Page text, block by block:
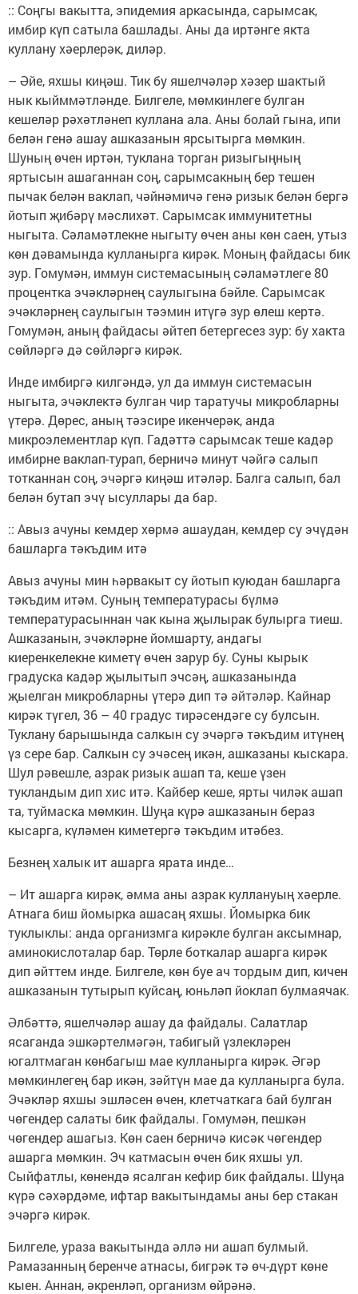
:: Соңгы вакытта, эпидемия аркасында, сарымсак,
имбир күп сатыла башлады. Аны да иртәнге якта
куллану хәерлерәк, диләр.
– Әйе, яхшы киңәш. Тик бу яшелчәләр хәзер шактый
нык кыйммәтләнде. Билгеле, мөмкинлеге булган
кешеләр рәхәтләнеп куллана ала. Аны болай гына, ипи
белән генә ашау ашказанын ярсытырга мөмкин.
Шуның өчен иртән, туклана торган ризыгыңның
яртысын ашаганнан соң, сарымсакның бер тешен
пычак белән ваклап, чәйнәмичә генә ризык белән бергә
йотып җибәрү мәслихәт. Сарымсак иммунитетны
ныгыта. Сәламәтлекне ныгыту өчен аны көн саен, утыз
көн дәвамында кулланырга кирәк. Моның файдасы бик
зур. Гомумән, иммун системасының сәламәтлеге 80
процентка эчәкләрнең саулыгына бәйле. Сарымсак
эчәкләрнең саулыгын тәэмин итүгә зур өлеш кертә.
Гомумән, аның файдасы әйтеп бетергесез зур: бу хакта
сөйләргә дә сөйләргә кирәк.
Инде имбиргә килгәндә, ул да иммун системасын
ныгыта, эчәклектә булган чир таратучы микробларны
үтерә. Дөрес, аның тәэсире икенчерәк, анда
микроэлементлар күп. Гадәттә сарымсак теше кадәр
имбирне вак­лап-турап, берничә минут чәйгә салып
тотканнан соң, эчәргә киңәш итәләр. Балга салып, бал
белән бутап эчү ысуллары да бар.
:: Авыз ачуны кемдер хөрмә ашаудан, кемдер су эчүдән
башларга тәкъдим итә
Авыз ачуны мин һәрвакыт су йотып куюдан башларга
тәкъдим итәм. Суның температурасы бүлмә
температурасыннан чак кына җылырак булырга тиеш.
Ашказанын, эчәкләрне йомшарту, андагы
киеренкелекне киметү өчен зарур бу. Суны кырык
градуска кадәр җылытып эчсәң, ашказанында
җыелган микробларны үтерә дип тә әйтәләр. Кайнар
кирәк түгел, 36 – 40 градус тирәсендәге су булсын.
Туклану барышында салкын су эчәргә тәкъдим итүнең
үз сере бар. Салкын су эчәсең икән, ашказаны кыскара.
Шул рәвешле, азрак ризык ашап та, кеше үзен
тукландым дип хис итә. Кайбер кеше, ярты чиләк ашап
та, туймаска мөмкин. Шуңа күрә ашказанын бераз
кысарга, күләмен киметергә тәкъдим итәбез.
Безнең халык ит ашарга ярата инде…
– Ит ашарга кирәк, әмма аны азрак куллануың хәерле.
Атнага биш йомырка ашасаң яхшы. Йомырка бик
туклык­лы: анда организмга кирәкле булган аксымнар,
аминокислоталар бар. Төрле боткалар ашарга кирәк
дип әйттем инде. Билгеле, көн буе ач тордым дип, кичен
ашказанын тутырып куйсаң, юньләп йоклап булмаячак.
Әлбәттә, яшелчәләр ашау да файдалы. Салатлар
ясаганда эшкәртелмәгән, табигый үзлекләрен
югалтмаган көнбагыш мае кулланырга кирәк. Әгәр
мөмкинлегең бар икән, зәйтүн мае да кулланырга була.
Эчәкләр яхшы эшләсен өчен, клетчаткага бай булган
чөгендер салаты бик файдалы. Гомумән, пешкән
чөгендер ашагыз. Көн саен берничә кисәк чөгендер
ашарга мөмкин. Эч катмасын өчен бик яхшы ул.
Сыйфатлы, көнендә ясалган кефир бик файдалы. Шуңа
күрә сәхәрдәме, ифтар вакытындамы аны бер стакан
эчәргә кирәк.
Билгеле, ураза вакытында әллә ни ашап булмый.
Рамазанның беренче атнасы, бигрәк тә өч-дүрт көне
кыен. Аннан, әкренләп, организм өйрәнә.